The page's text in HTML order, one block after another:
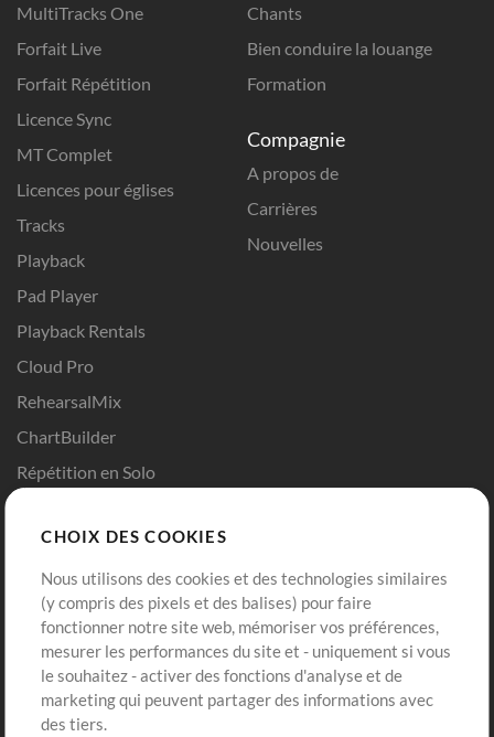
MultiTracks One
Forfait Live
Forfait Répétition
Licence Sync
MT Complet
Licences pour églises
Tracks
Playback
Pad Player
Playback Rentals
Cloud Pro
RehearsalMix
ChartBuilder
Répétition en Solo
Modèles ProPresenter
Sons
Chants
Bien conduire la louange
Formation
Compagnie
A propos de
Carrières
Nouvelles
Boutique
Acheter des crédits
Contenu gratuit
Compte
Connexion
S'inscrire
CHOIX DES COOKIES
Nous utilisons des cookies et des technologies similaires
(y compris des pixels et des balises) pour faire
fonctionner notre site web, mémoriser vos préférences,
mesurer les performances du site et - uniquement si vous
le souhaitez - activer des fonctions d'analyse et de
marketing qui peuvent partager des informations avec
des tiers.